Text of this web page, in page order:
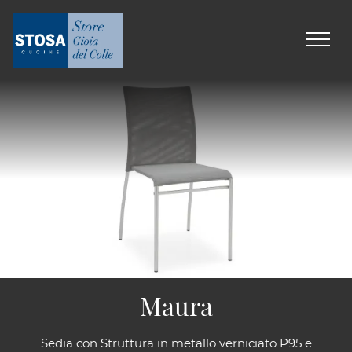
Sedia con Struttura in metallo verniciato P95 e
Maura